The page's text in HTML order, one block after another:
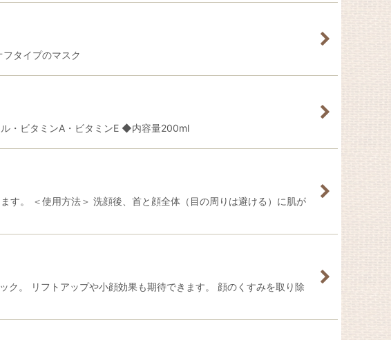
タイプのマスク
・ビタミンA・ビタミンE ◆内容量200ml
す。 ＜使用方法＞ 洗顔後、首と顔全体（目の周りは避ける）に肌が
。 リフトアップや小顔効果も期待できます。 顔のくすみを取り除